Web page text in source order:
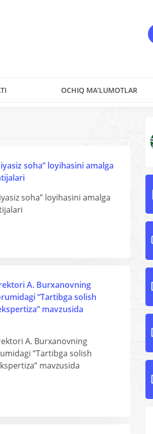
OCHIQ MA’LUMOTLAR
soha” loyihasini amalga
soha” loyihasini amalga
A. Burxanovning
“Tartibga solish
mavzusida
A. Burxanovning
“Tartibga solish
mavzusida